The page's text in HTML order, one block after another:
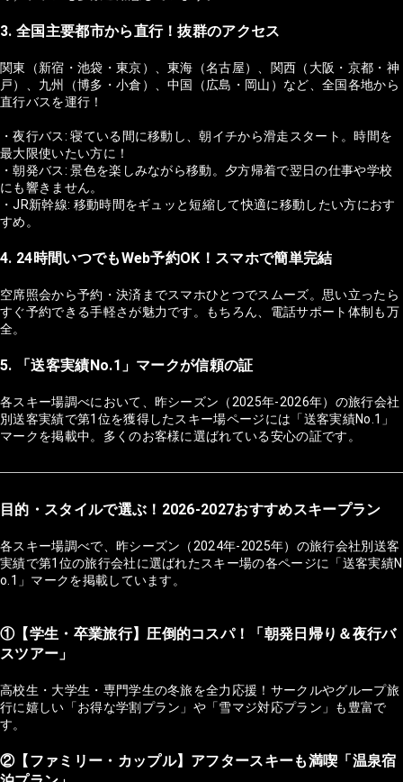
3. 全国主要都市から直行！抜群のアクセス
関東（新宿・池袋・東京）、東海（名古屋）、関西（大阪・京都・神
戸）、九州（博多・小倉）、中国（広島・岡山）など、全国各地から
直行バスを運行！
・夜行バス: 寝ている間に移動し、朝イチから滑走スタート。時間を
最大限使いたい方に！
・朝発バス: 景色を楽しみながら移動。夕方帰着で翌日の仕事や学校
にも響きません。
・JR新幹線: 移動時間をギュッと短縮して快適に移動したい方におす
すめ。
4. 24時間いつでもWeb予約OK！スマホで簡単完結
空席照会から予約・決済までスマホひとつでスムーズ。思い立ったら
すぐ予約できる手軽さが魅力です。もちろん、電話サポート体制も万
全。
5. 「送客実績No.1」マークが信頼の証
各スキー場調べにおいて、昨シーズン（2025年-2026年）の旅行会社
別送客実績で第1位を獲得したスキー場ページには「送客実績No.1」
マークを掲載中。多くのお客様に選ばれている安心の証です。
目的・スタイルで選ぶ！2026-2027おすすめスキープラン
各スキー場調べで、昨シーズン（2024年-2025年）の旅行会社別送客
実績で第1位の旅行会社に選ばれたスキー場の各ページに「送客実績N
o.1」マークを掲載しています。
①【学生・卒業旅行】圧倒的コスパ！「朝発日帰り＆夜行バ
スツアー」
高校生・大学生・専門学生の冬旅を全力応援！サークルやグループ旅
行に嬉しい「お得な学割プラン」や「雪マジ対応プラン」も豊富で
す。
②【ファミリー・カップル】アフタースキーも満喫「温泉宿